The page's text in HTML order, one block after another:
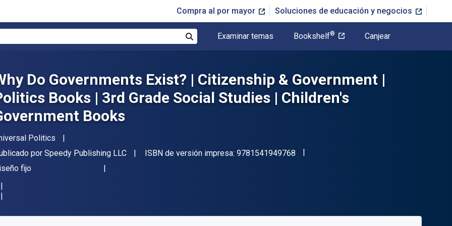
Compra al por mayor Soluciones de educación y negocios
Examinar temas Bookshelf® Canjear
Do Governments Exist? | Citizenship & Government |
Books | 3rd Grade Social Studies | Children's
Books
Politics
por Speedy Publishing LLC ISBN de versión impresa: 9781541949768 "ISBN-13 9781541949768"
fijo
de referencia: